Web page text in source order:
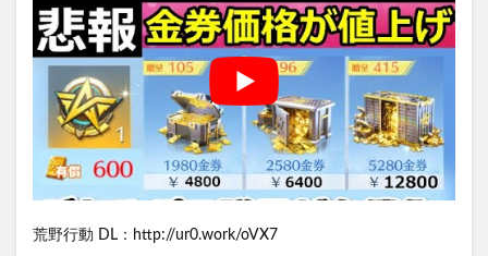
荒野行動 DL：http://ur0.work/oVX7